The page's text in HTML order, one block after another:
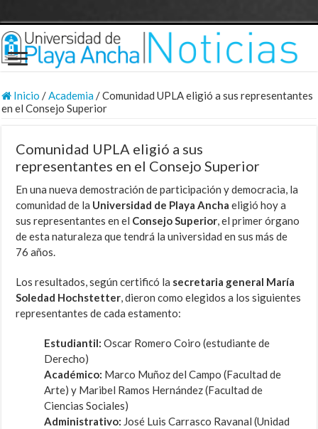
Inicio /Academia/Comunidad UPLA eligió a sus representantes
en el Consejo Superior
Comunidad UPLA eligió a sus
representantes en el Consejo Superior
En una nueva demostración de participación y democracia, la
comunidad de la Universidad de Playa Ancha eligió hoy a
sus representantes en el Consejo Superior, el primer órgano
de esta naturaleza que tendrá la universidad en sus más de
76 años.
Los resultados, según certificó la secretaria general María
Soledad Hochstetter, dieron como elegidos a los siguientes
representantes de cada estamento:
Estudiantil: Oscar Romero Coiro (estudiante de
Derecho)
Académico: Marco Muñoz del Campo (Facultad de
Arte) y Maribel Ramos Hernández (Facultad de
Ciencias Sociales)
Administrativo: José Luis Carrasco Ravanal (Unidad